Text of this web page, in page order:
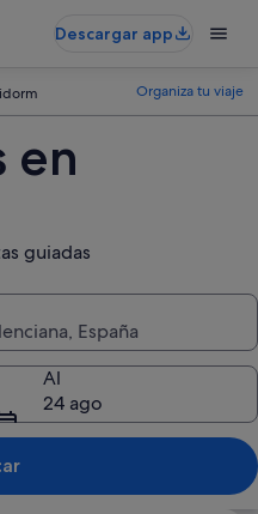
Descargar app
Organiza tu viaje
en
guiadas
España
Al
24 ago